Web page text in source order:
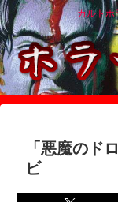
カルトホ
「悪魔のド
ビ